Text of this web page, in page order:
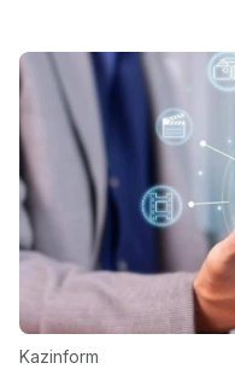
Kazinform